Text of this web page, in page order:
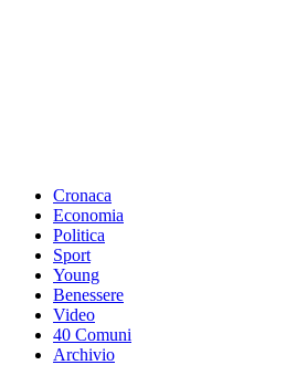
Cronaca
Economia
Politica
Sport
Young
Benessere
Video
40 Comuni
Archivio